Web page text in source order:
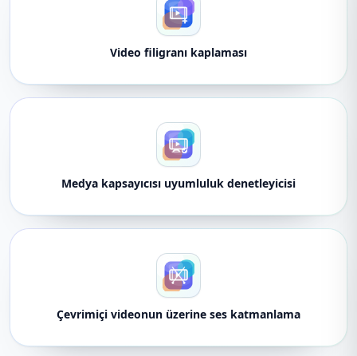
Video filigranı kaplaması
Medya kapsayıcısı uyumluluk denetleyicisi
Çevrimiçi videonun üzerine ses katmanlama